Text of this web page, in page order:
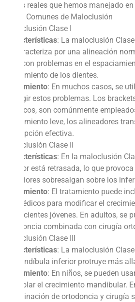
casos reales que hemos manejado
Tipos Comunes de Maloclusión
Maloclusión Clase I
Características: La maloclusión
se caracteriza por una alineación
pero con problemas en el
apiñamiento de los dientes.
Tratamiento: En muchos casos, se
corregir estos problemas. Los
estéticos, son comúnmente
apiñamiento leve, los alineadores
una opción efectiva.
Maloclusión Clase II
Características: En la maloclusión
inferior está retrasada, lo que
superiores sobresalgan sobre los
Tratamiento: El tratamiento puede
ortopédicos para modificar el
en pacientes jóvenes. En adultos, se
ortodoncia combinada con cirugía
Maloclusión Clase III
Características: La maloclusión Clase
la mandíbula inferior protruye más
Tratamiento: En niños, se pueden
controlar el crecimiento mandibular.
combinación de ortodoncia y cirugía